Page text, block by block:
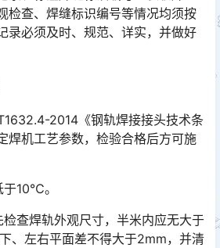
检查、焊缝标识编号等情况均须按
录必须及时、规范、详实，并做好
2014《钢轨焊接接头技术条
焊机工艺参数，检验合格后方可施
于10℃。
查焊轨外观尺寸，半米内应无大于
、左右平面差不得大于2mm，并清